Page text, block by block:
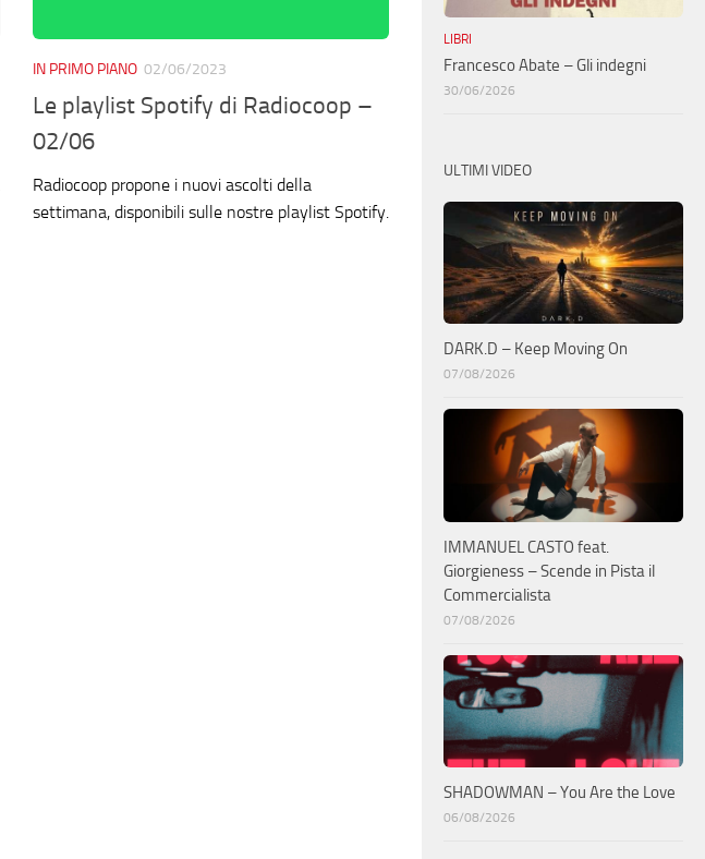
IN PRIMO PIANO 02/06/2023
Le playlist Spotify di Radiocoop –
02/06
Radiocoop propone i nuovi ascolti della
settimana, disponibili sulle nostre playlist Spotify.
LIBRI
Francesco Abate – Gli indegni
30/06/2026
ULTIMI VIDEO
DARK.D – Keep Moving On
07/08/2026
IMMANUEL CASTO feat.
Giorgieness – Scende in Pista il
Commercialista
07/08/2026
SHADOWMAN – You Are the Love
06/08/2026